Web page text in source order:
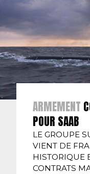
ARMEMENT
POUR SAAB
LE GROUPE
VIENT DE
HISTORIQUE
CONTRATS